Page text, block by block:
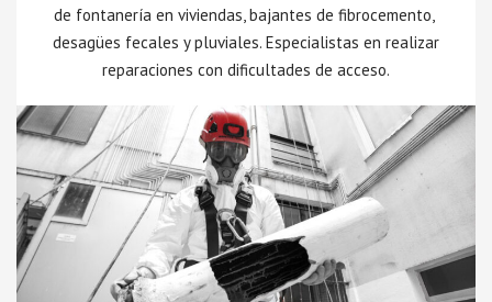
de fontanería en viviendas, bajantes de fibrocemento,
desagües fecales y pluviales. Especialistas en realizar
reparaciones con dificultades de acceso.